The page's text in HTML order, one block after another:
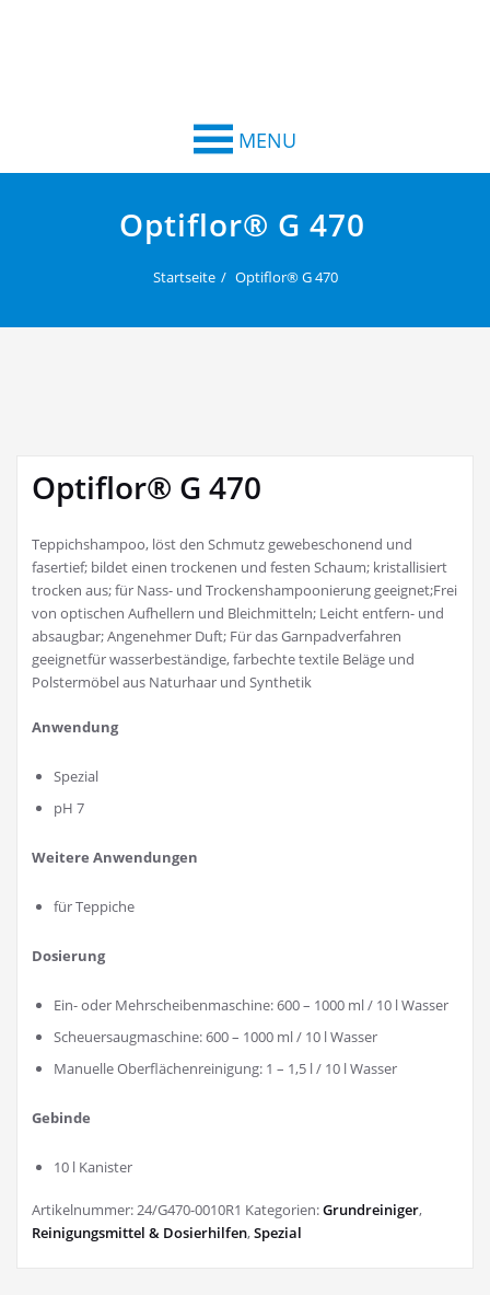
MENU
Optiflor® G 470
Startseite Optiflor® G 470
Optiflor® G 470
Teppichshampoo, löst den Schmutz gewebeschonend und
fasertief; bildet einen trockenen und festen Schaum; kristallisiert
trocken aus; für Nass- und Trockenshampoonierung geeignet;Frei
von optischen Aufhellern und Bleichmitteln; Leicht entfern- und
absaugbar; Angenehmer Duft; Für das Garnpadverfahren
geeignetfür wasserbeständige, farbechte textile Beläge und
Polstermöbel aus Naturhaar und Synthetik
Anwendung
Spezial
pH 7
Weitere Anwendungen
für Teppiche
Dosierung
Ein- oder Mehrscheibenmaschine: 600 – 1000 ml / 10 l Wasser
Scheuersaugmaschine: 600 – 1000 ml / 10 l Wasser
Manuelle Oberflächenreinigung: 1 – 1,5 l / 10 l Wasser
Gebinde
10 l Kanister
Artikelnummer:24/G470-0010R1 Kategorien:Grundreiniger,
Reinigungsmittel & Dosierhilfen,Spezial